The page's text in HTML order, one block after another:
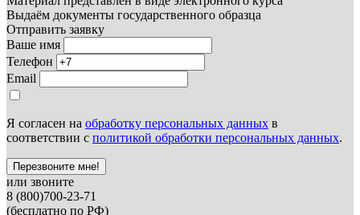
Выдаём документы государственного образца
Отправить заявку
Ваше имя
Телефон
Email
Я согласен на обработку персональных данных в
соответствии с политикой обработки персональных данных.
Перезвоните мне!
или звоните
8 (800)700-23-71
(бесплатно по РФ)